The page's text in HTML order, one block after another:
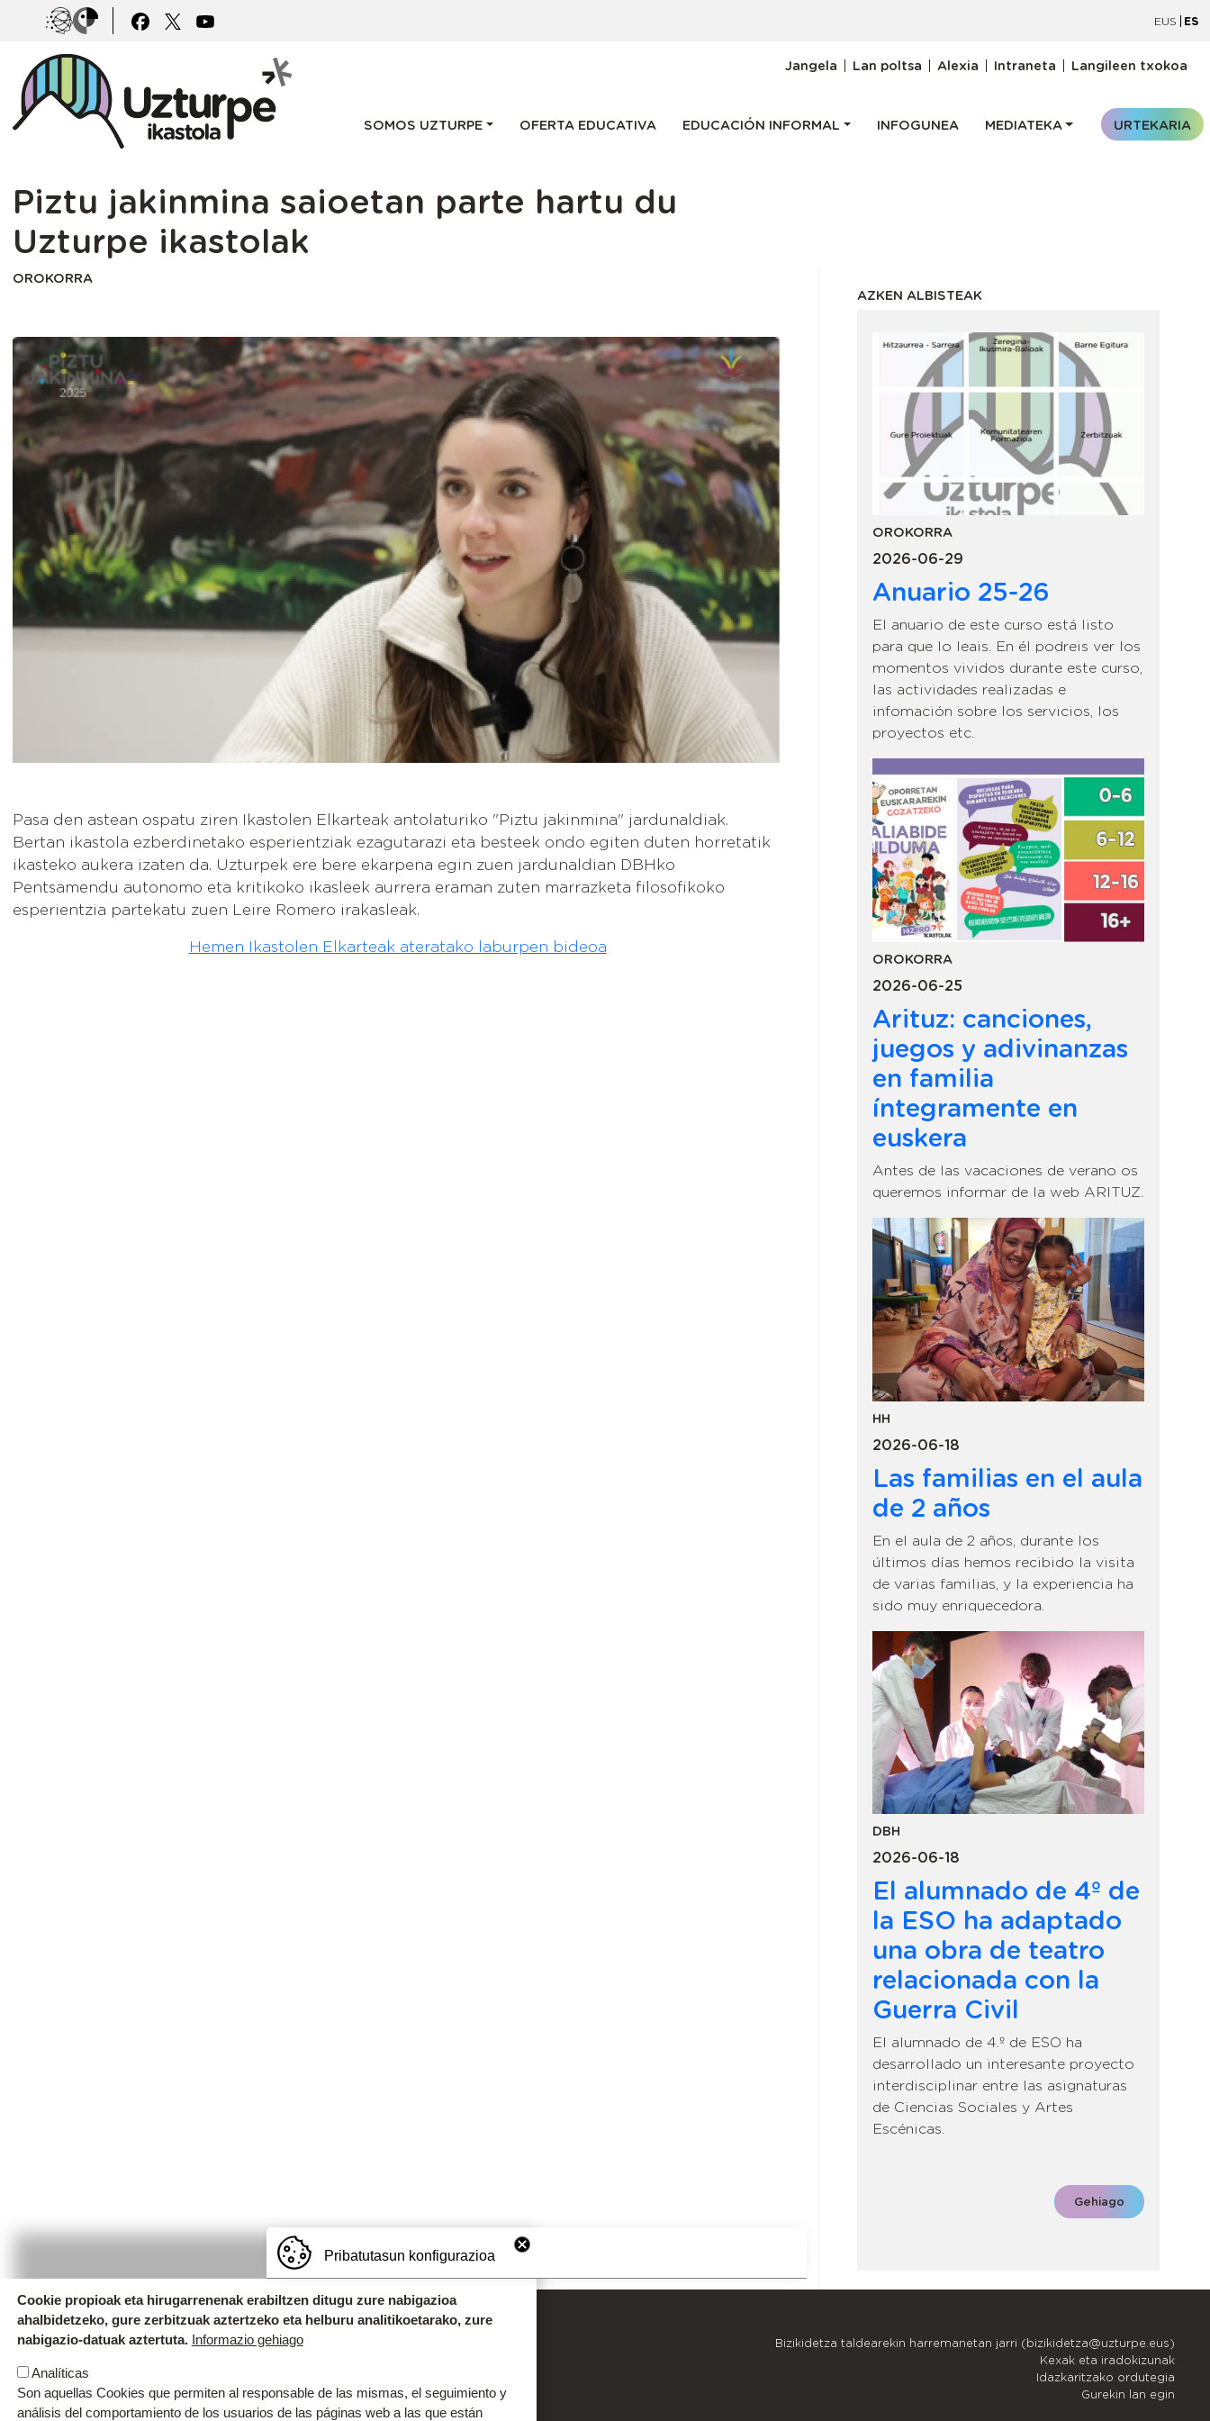
Pasar al contenido principal
IrudiaIrudia EUS ES
goiburukomenua
Jangela Lan poltsa Alexia Intraneta Langileen txokoa
Main navigation
SOMOS UZTURPE OFERTA EDUCATIVA EDUCACIÓN INFORMAL INFOGUNEA MEDIATEKA URTEKARIA
Piztu jakinmina saioetan parte hartu du
Uzturpe ikastolak
OROKORRA
Irudia
Pasa den astean ospatu ziren Ikastolen Elkarteak antolaturiko "Piztu jakinmina" jardunaldiak.
Bertan ikastola ezberdinetako esperientziak ezagutarazi eta besteek ondo egiten duten horretatik
ikasteko aukera izaten da. Uzturpek ere bere ekarpena egin zuen jardunaldian DBHko
Pentsamendu autonomo eta kritikoko ikasleek aurrera eraman zuten marrazketa filosofikoko
esperientzia partekatu zuen Leire Romero irakasleak.
Hemen Ikastolen Elkarteak ateratako laburpen bideoa
AZKEN ALBISTEAK
OROKORRA
2026-06-29
Anuario 25-26
El anuario de este curso está listo
para que lo leais. En él podreis ver los
momentos vividos durante este curso,
las actividades realizadas e
infomación sobre los servicios, los
proyectos etc.
OROKORRA
2026-06-25
Arituz: canciones,
juegos y adivinanzas
en familia
íntegramente en
euskera
Antes de las vacaciones de verano os
queremos informar de la web ARITUZ.
HH
2026-06-18
Las familias en el aula
de 2 años
En el aula de 2 años, durante los
últimos días hemos recibido la visita
de varias familias, y la experiencia ha
sido muy enriquecedora.
DBH
2026-06-18
El alumnado de 4º de
la ESO ha adaptado
una obra de teatro
relacionada con la
Guerra Civil
El alumnado de 4.º de ESO ha
desarrollado un interesante proyecto
interdisciplinar entre las asignaturas
de Ciencias Sociales y Artes
Escénicas.
Gehiago
Uzturpe Ikastola
Egialde, 2. 20400 Ibarra. T.
ibarra@ikastola.eus
OINEKO INFORMAZIOABizikidetza taldearekin harremanetan jarri (bizikidetza@uzturpe.eus)
Kexak eta iradokizunak
Idazkaritzako ordutegia
Gurekin lan egin
Pribatutasun konfigurazioa
Cookie propioak eta hirugarrenenak erabiltzen ditugu zure nabigazioa
ahalbidetzeko, gure zerbitzuak aztertzeko eta helburu analitikoetarako, zure
nabigazio-datuak aztertuta. Informazio gehiago
Analíticas
Son aquellas Cookies que permiten al responsable de las mismas, el seguimiento y
análisis del comportamiento de los usuarios de las páginas web a las que están